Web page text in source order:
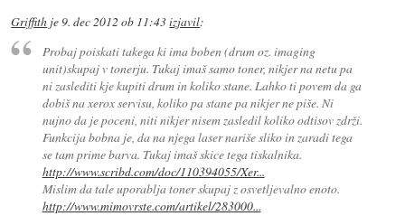
Griffith je9. dec 2012 ob 11:43izjavil:
Probaj poiskati takega ki ima boben (drum oz. imaging
unit)skupaj v tonerju. Tukaj imaš samo toner, nikjer na netu pa
ni zaslediti kje kupiti drum in koliko stane. Lahko ti povem da ga
dobiš na xerox servisu, koliko pa stane pa nikjer ne piše. Ni
nujno da je poceni, niti nikjer nisem zasledil koliko odtisov zdrži.
Funkcija bobna je, da na njega laser nariše sliko in zaradi tega
se tam prime barva. Tukaj imaš skice tega tiskalnika.
http://www.scribd.com/doc/110394055/Xer...
Mislim da tale uporablja toner skupaj z osvetljevalno enoto.
http://www.mimovrste.com/artikel/283000...